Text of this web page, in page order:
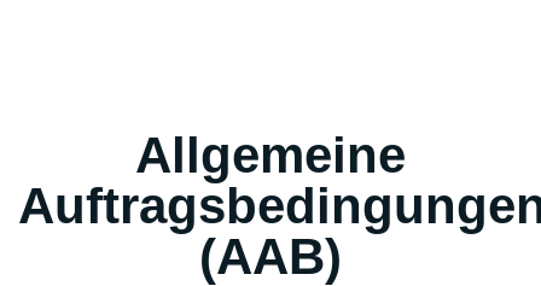
Allgemeine
(AAB)